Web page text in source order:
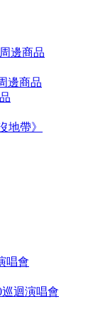
邊商品
邊商品
地帶》
唱會
巡迴演唱會